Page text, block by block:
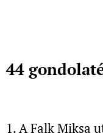
44
1. A Falk Miksa